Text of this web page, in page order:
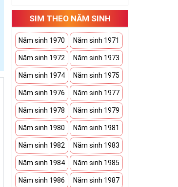
SIM THEO NĂM SINH
Năm sinh 1970 Năm sinh 1971
Năm sinh 1972 Năm sinh 1973
Năm sinh 1974 Năm sinh 1975
Năm sinh 1976 Năm sinh 1977
Năm sinh 1978 Năm sinh 1979
Năm sinh 1980 Năm sinh 1981
Năm sinh 1982 Năm sinh 1983
Năm sinh 1984 Năm sinh 1985
Năm sinh 1986 Năm sinh 1987